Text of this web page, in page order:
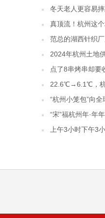
冬天老人更容易
真顶流！杭州这
范总的湖西针织
2024年杭州土地
点了8串烤串却要
22.6℃→6.1℃，杭
“杭州小笼包”向全
“宋”福杭州年·年
上午3小时下午3